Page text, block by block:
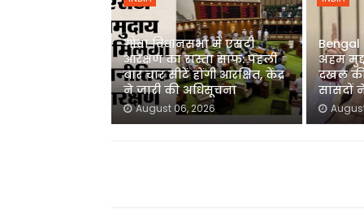
गोवा विधानसभा में एसटी
आरक्षण का रास्ता साफ: पहली
बार चार सीटें होंगी आरक्षित, केंद्र
ने जारी की अधिसूचना
August 06, 2026
Bengal
अहम
दखल की
सांसदों